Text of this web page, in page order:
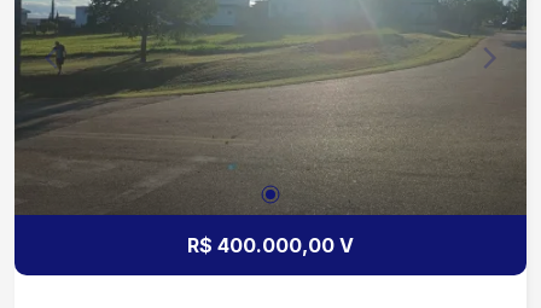
R$ 400.000,00 V